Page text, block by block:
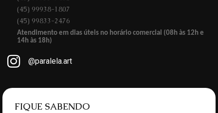
(45) 99938-1807
(45) 99833-2476
Atendimento em dias úteis no horário comercial (08h às 12h e
14h às 18h)
@paralela.art
FIQUE SABENDO